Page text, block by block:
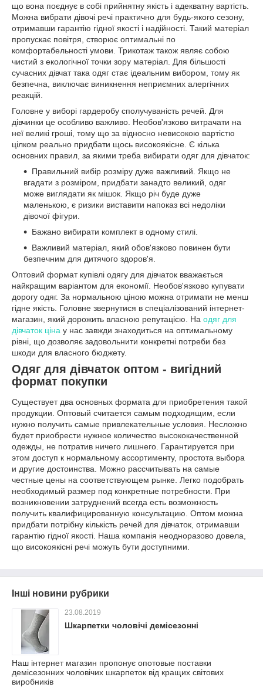
що вона поєднує в собі прийнятну якість і адекватну вартість.
Можна вибрати дівочі речі практично для будь-якого сезону,
отримавши гарантію гідної якості і надійності. Такий матеріал
пропускає повітря, створює оптимальні по
комфортабельності умови. Трикотаж також являє собою
чистий з екологічної точки зору матеріал. Для більшості
сучасних дівчат така одяг стає ідеальним вибором, тому як
безпечна, виключає виникнення неприємних алергічних
реакцій.
Головне у виборі гардеробу сполучуваність речей. Для
дівчинки це особливо важливо. Необов'язково витрачати на
неї великі гроші, тому що за відносно невисокою вартістю
цілком реально придбати щось високоякісне. Є кілька
основних правил, за якими треба вибирати одяг для дівчаток:
Правильний вибір розміру дуже важливий. Якщо не
вгадати з розміром, придбати занадто великий, одяг
може виглядати як мішок. Якщо річ буде дуже
маленькою, є ризики виставити напоказ всі недоліки
дівочої фігури.
Бажано вибирати комплект в одному стилі.
Важливий матеріал, який обов'язково повинен бути
безпечним для дитячого здоров'я.
Оптовий формат купівлі одягу для дівчаток вважається
найкращим варіантом для економії. Необов'язково купувати
дорогу одяг. За нормальною ціною можна отримати не менш
гідне якість. Головне звернутися в спеціалізований інтернет-
магазин, який дорожить власною репутацією. На одяг для
дівчаток ціна у нас завжди знаходиться на оптимальному
рівні, що дозволяє задовольнити конкретні потреби без
шкоди для власного бюджету.
Одяг для дівчаток оптом - вигідний
формат покупки
Существует два основных формата для приобретения такой
продукции. Оптовый считается самым подходящим, если
нужно получить самые привлекательные условия. Несложно
будет приобрести нужное количество высококачественной
одежды, не потратив ничего лишнего. Гарантируется при
этом доступ к нормальному ассортименту, простота выбора
и другие достоинства. Можно рассчитывать на самые
честные цены на соответствующем рынке. Легко подобрать
необходимый размер под конкретные потребности. При
возникновении затруднений всегда есть возможность
получить квалифицированную консультацию. Оптом можна
придбати потрібну кількість речей для дівчаток, отримавши
гарантію гідної якості. Наша компанія неодноразово довела,
що високоякісні речі можуть бути доступними.
Інші новини рубрики
23.08.2019
Шкарпетки чоловічі демісезонні
Наш інтернет магазин пропонує опотовые поставки
демісезонних чоловічих шкарпеток від кращих світових
виробників